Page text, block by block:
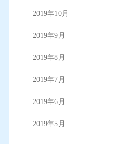
2019年10月
2019年9月
2019年8月
2019年7月
2019年6月
2019年5月